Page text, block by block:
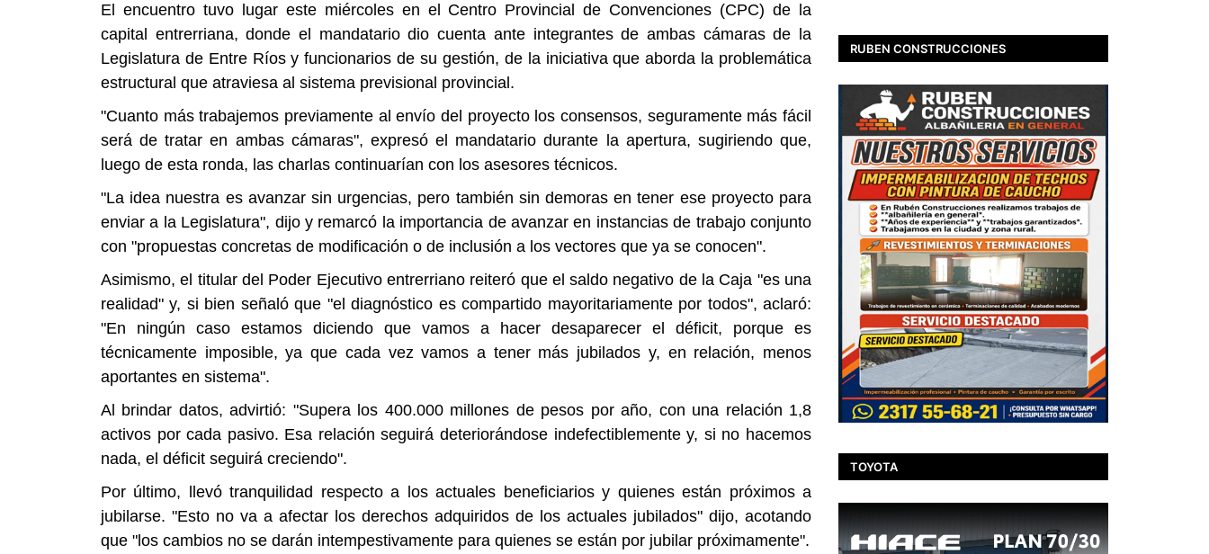
El encuentro tuvo lugar este miércoles en el Centro Provincial de Convenciones (CPC) de la
capital entrerriana, donde el mandatario dio cuenta ante integrantes de ambas cámaras de la
Legislatura de Entre Ríos y funcionarios de su gestión, de la iniciativa que aborda la problemática
estructural que atraviesa al sistema previsional provincial.
"Cuanto más trabajemos previamente al envío del proyecto los consensos, seguramente más fácil
será de tratar en ambas cámaras", expresó el mandatario durante la apertura, sugiriendo que,
luego de esta ronda, las charlas continuarían con los asesores técnicos.
"La idea nuestra es avanzar sin urgencias, pero también sin demoras en tener ese proyecto para
enviar a la Legislatura", dijo y remarcó la importancia de avanzar en instancias de trabajo conjunto
con "propuestas concretas de modificación o de inclusión a los vectores que ya se conocen".
Asimismo, el titular del Poder Ejecutivo entrerriano reiteró que el saldo negativo de la Caja "es una
realidad" y, si bien señaló que "el diagnóstico es compartido mayoritariamente por todos", aclaró:
"En ningún caso estamos diciendo que vamos a hacer desaparecer el déficit, porque es
técnicamente imposible, ya que cada vez vamos a tener más jubilados y, en relación, menos
aportantes en sistema".
Al brindar datos, advirtió: "Supera los 400.000 millones de pesos por año, con una relación 1,8
activos por cada pasivo. Esa relación seguirá deteriorándose indefectiblemente y, si no hacemos
nada, el déficit seguirá creciendo".
Por último, llevó tranquilidad respecto a los actuales beneficiarios y quienes están próximos a
jubilarse. "Esto no va a afectar los derechos adquiridos de los actuales jubilados" dijo, acotando
que "los cambios no se darán intempestivamente para quienes se están por jubilar próximamente".
RUBEN CONSTRUCCIONES
TOYOTA